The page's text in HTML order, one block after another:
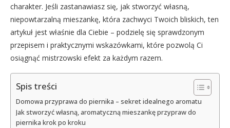
charakter. Jeśli zastanawiasz się, jak stworzyć własną,
niepowtarzalną mieszankę, która zachwyci Twoich bliskich, ten
artykuł jest właśnie dla Ciebie – podzielę się sprawdzonym
przepisem i praktycznymi wskazówkami, które pozwolą Ci
osiągnąć mistrzowski efekt za każdym razem.
Spis treści
Domowa przyprawa do piernika – sekret idealnego aromatu
Jak stworzyć własną, aromatyczną mieszankę przypraw do
piernika krok po kroku